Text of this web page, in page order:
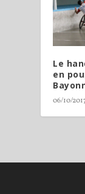
Le
en
06/10/